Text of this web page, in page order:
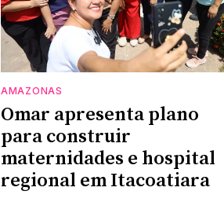
AMAZONAS
Omar apresenta plano
para construir
maternidades e hospital
regional em Itacoatiara